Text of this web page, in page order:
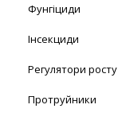
Фунгіциди
Інсекциди
Регулятори росту
Протруйники